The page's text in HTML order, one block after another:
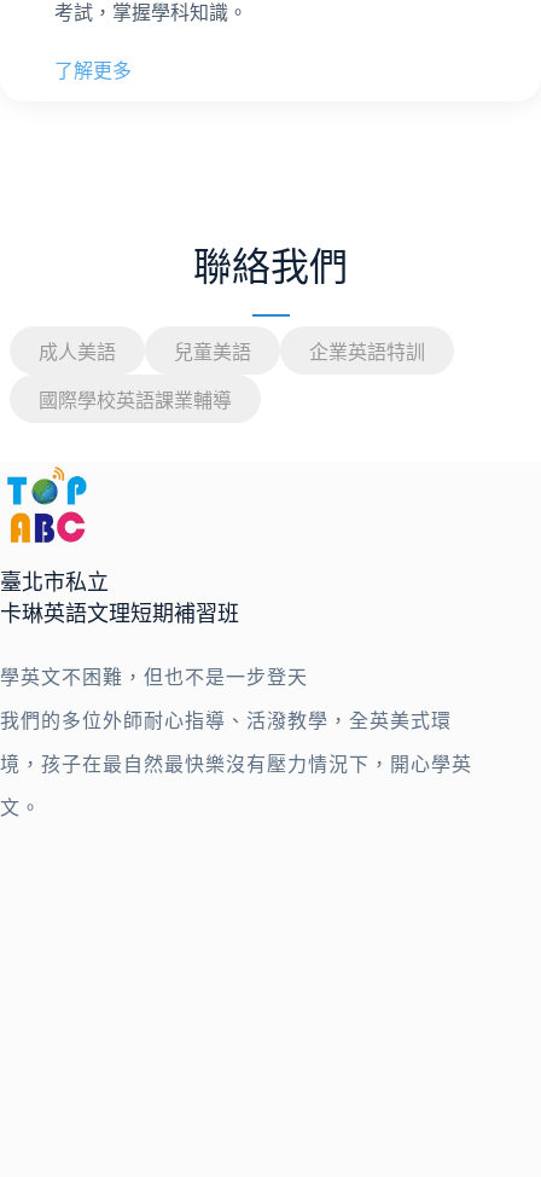
考試，掌握學科知識。
了解更多
聯絡我們
成人美語 兒童美語 企業英語特訓
國際學校英語課業輔導
臺北市私立
卡琳英語文理短期補習班
學英文不困難，但也不是一步登天
我們的多位外師耐心指導、活潑教學，全英美式環
境，孩子在最自然最快樂沒有壓力情況下，開心學英
文。